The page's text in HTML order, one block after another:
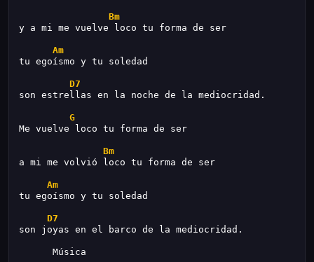
Bm
y a mi me vuelve loco tu forma de ser
Am
tu egoísmo y tu soledad
D7
son estrellas en la noche de la mediocridad.
G
Me vuelve loco tu forma de ser
Bm
a mi me volvió loco tu forma de ser
Am
tu egoísmo y tu soledad
D7
son joyas en el barco de la mediocridad.
Música